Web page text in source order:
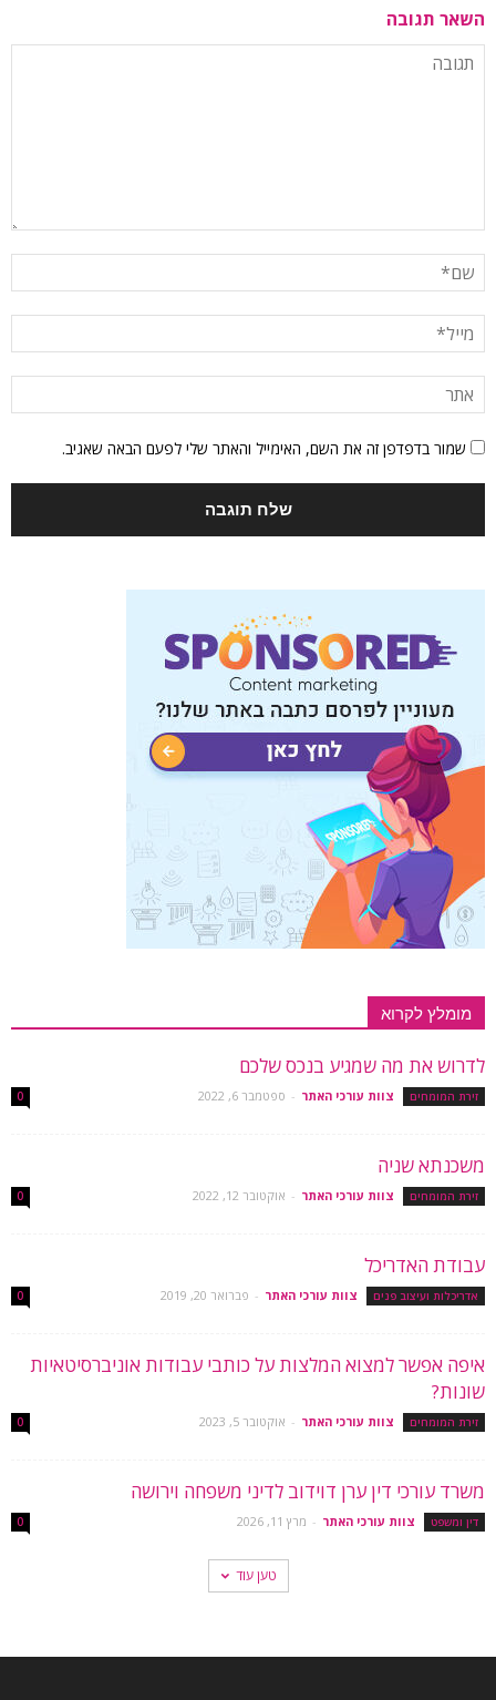
השאר תגובה
שמור בדפדפן זה את השם, האימייל והאתר שלי לפעם הבאה שאגיב.
מומלץ לקרוא
לדרוש את מה שמגיע בנכס שלכם
זירת המומחים צוות עורכי האתר - ספטמבר 6, 2022 0
משכנתא שניה
זירת המומחים צוות עורכי האתר - אוקטובר 12, 2022 0
עבודת האדריכל
אדריכלות ועיצוב פנים צוות עורכי האתר - פברואר 20, 2019 0
איפה אפשר למצוא המלצות על כותבי עבודות אוניברסיטאיות
שונות?
זירת המומחים צוות עורכי האתר - אוקטובר 5, 2023 0
משרד עורכי דין ערן דוידוב לדיני משפחה וירושה
דין ומשפט צוות עורכי האתר - מרץ 11, 2026 0
טען עוד